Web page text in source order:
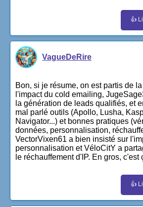
👍
VagueDeRire
Bon, si je résume, on est partis de
l'impact du cold emailing,
la génération de leads qualifiés, et
mal parlé outils (Apollo, Lusha,
Navigator...) et bonnes pratiques
données, personnalisation,
VectorVixen61 a bien insisté sur
personnalisation et VéloCitY a
le réchauffement d'IP. En gros, c'est
👍